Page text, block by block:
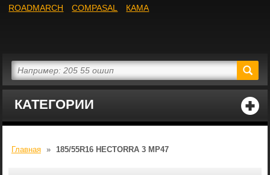
КАТЕГОРИИ
ROADMARCH
COMPASAL КАМА
Главная » 185/55R16 HECTORRA 3 MP47